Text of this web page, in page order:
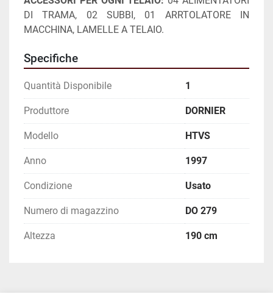
DI TRAMA, 02 SUBBI, 01 ARRTOLATORE IN
MACCHINA, LAMELLE A TELAIO.
Specifiche
Quantità Disponibile 1
Produttore DORNIER
Modello HTVS
Anno 1997
Condizione Usato
Numero di magazzino DO 279
Altezza 190 cm